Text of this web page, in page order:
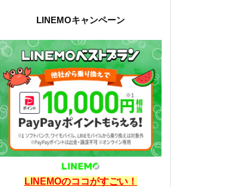
LINEMOキャンペーン
LINEMOのココがすごい！